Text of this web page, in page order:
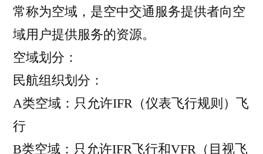
常称为空域，是空中交通服务提供者向空
域用户提供服务的资源。
空域划分：
民航组织划分：
A类空域：只允许IFR（仪表飞行规则）飞
行
B类空域：只允许IFR飞行和VFR（目视飞